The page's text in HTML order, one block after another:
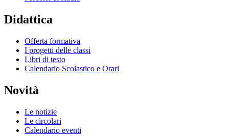
Didattica
Offerta formativa
I progetti delle classi
Libri di testo
Calendario Scolastico e Orari
Novità
Le notizie
Le circolari
Calendario eventi